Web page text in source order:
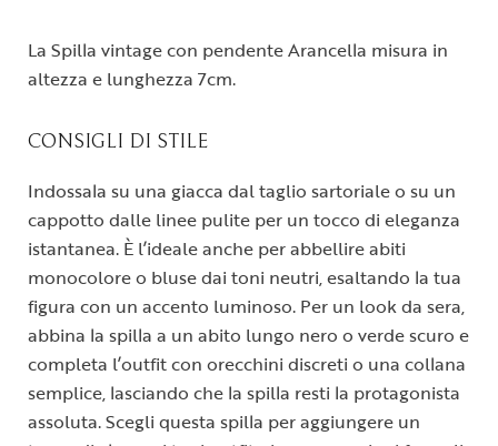
La Spilla vintage con pendente Arancella misura in
altezza e lunghezza 7cm.
CONSIGLI DI STILE
Indossala su una giacca dal taglio sartoriale o su un
cappotto dalle linee pulite per un tocco di eleganza
istantanea. È l’ideale anche per abbellire abiti
monocolore o bluse dai toni neutri, esaltando la tua
figura con un accento luminoso. Per un look da sera,
abbina la spilla a un abito lungo nero o verde scuro e
completa l’outfit con orecchini discreti o una collana
semplice, lasciando che la spilla resti la protagonista
assoluta. Scegli questa spilla per aggiungere un